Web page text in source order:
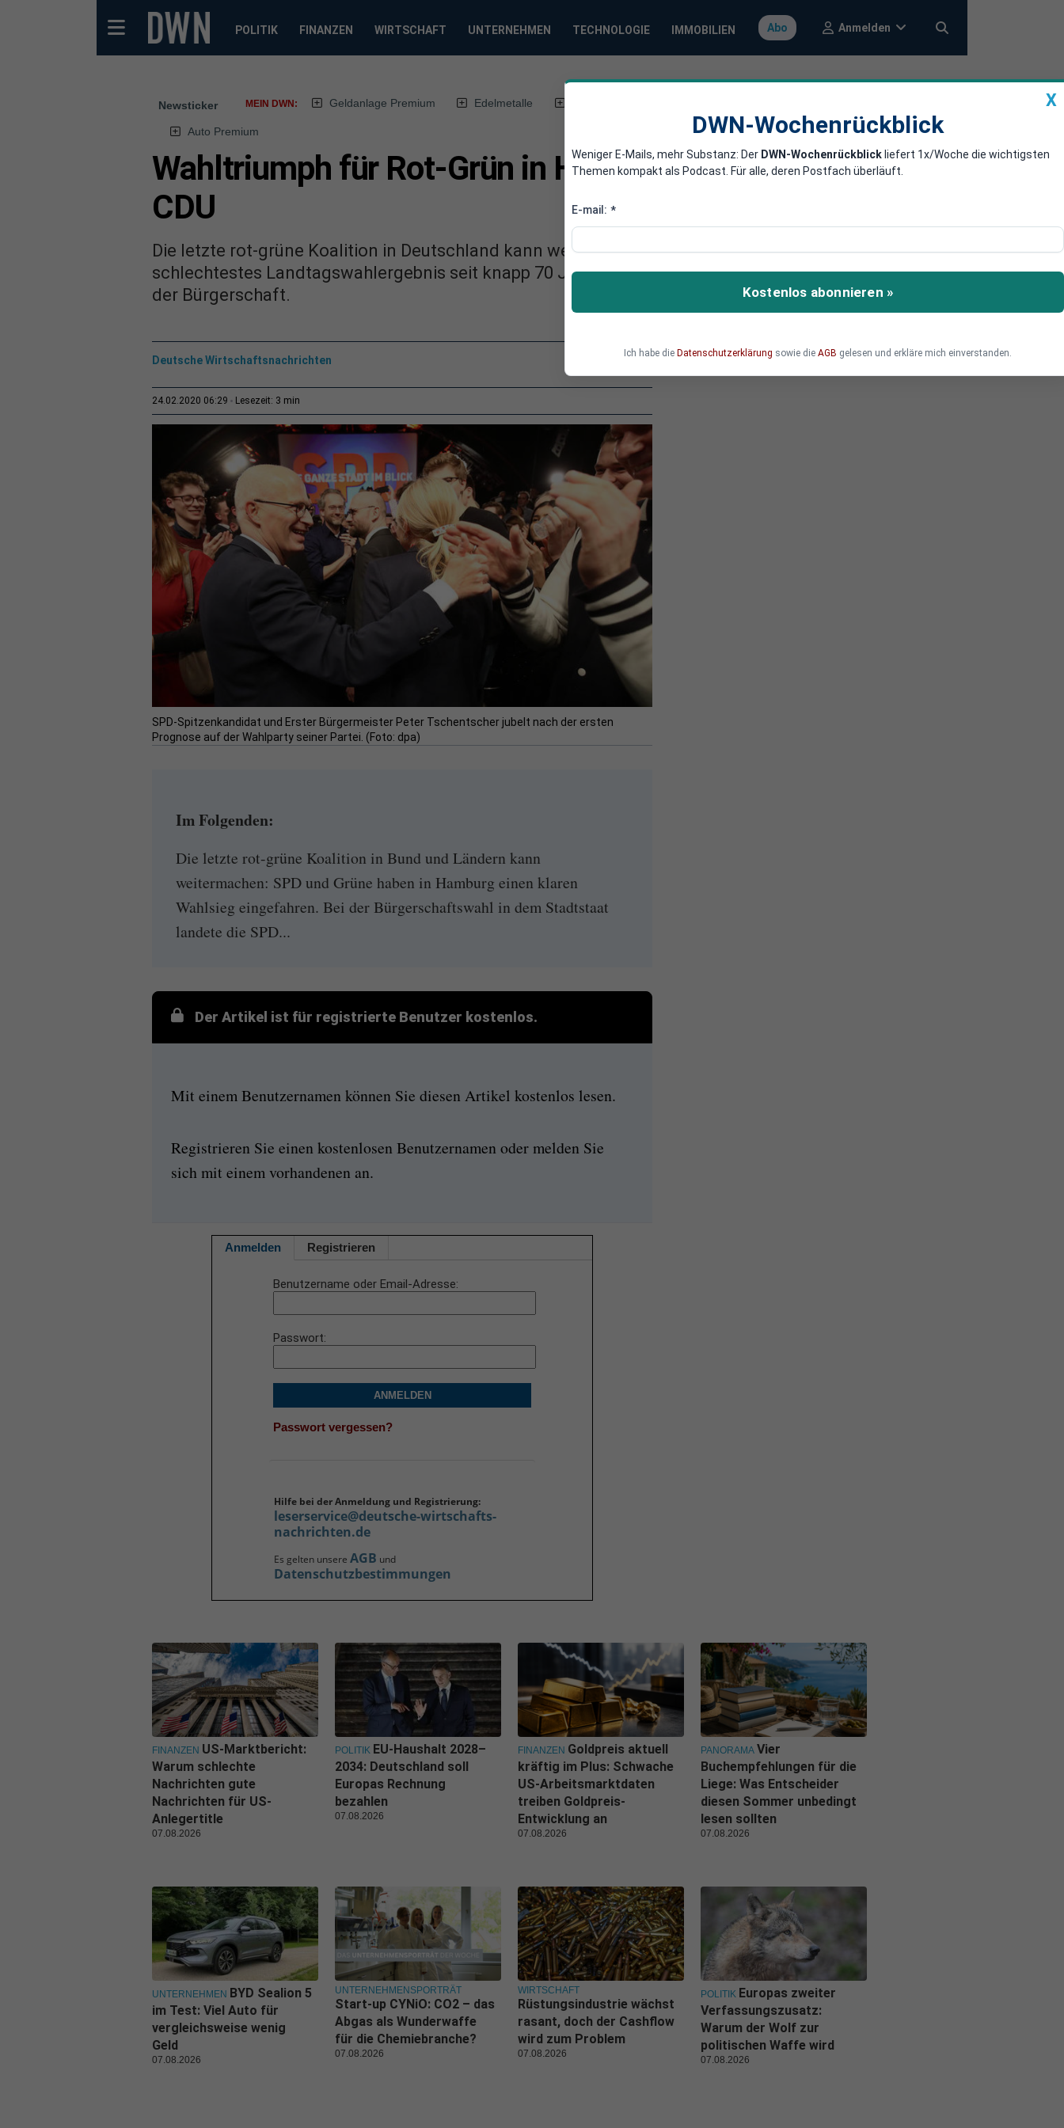
POLITIK FINANZEN WIRTSCHAFT UNTERNEHMEN TECHNOLOGIE IMMOBILIEN Abo Anmelden
Newsticker MEIN DWN: Geldanlage Premium Edelmetalle
Auto Premium
Wahltriumph für Rot-Grün in Hamburg, Schlappe für
CDU
Die letzte rot-grüne Koalition in Deutschland kann weitermachen. Die CDU erhält ihr
schlechtestes Landtagswahlergebnis seit knapp 70 Jahren. AfD und FDP bleiben wohl knapp in
der Bürgerschaft.
Deutsche Wirtschaftsnachrichten
24.02.2020 06:29 Lesezeit: 3 min
SPD-Spitzenkandidat und Erster Bürgermeister Peter Tschentscher jubelt nach der ersten
Prognose auf der Wahlparty seiner Partei. (Foto: dpa)
Im Folgenden:
Die letzte rot-grüne Koalition in Bund und Ländern kann
weitermachen: SPD und Grüne haben in Hamburg einen klaren
Wahlsieg eingefahren. Bei der Bürgerschaftswahl in dem Stadtstaat
landete die SPD...
Der Artikel ist für registrierte Benutzer kostenlos.
Mit einem Benutzernamen können Sie diesen Artikel kostenlos lesen.
Registrieren Sie einen kostenlosen Benutzernamen oder melden Sie
sich mit einem vorhandenen an.
Anmelden Registrieren
Benutzername oder Email-Adresse
Passwort
ANMELDEN
Passwort vergessen?
Hilfe bei der Anmeldung und Registrierung:
leserservice@deutsche-wirtschafts-
nachrichten.de
Es gelten unsere AGB und
Datenschutzbestimmungen
X
DWN-Wochenrückblick
Weniger E-Mails, mehr Substanz: Der DWN-Wochenrückblick liefert 1x/Woche die wichtigsten
Themen kompakt als Podcast. Für alle, deren Postfach überläuft.
E-mail: *
Kostenlos abonnieren »
Ich habe die Datenschutzerklärung sowie die AGB gelesen und erkläre mich einverstanden.
FINANZEN US-Marktbericht:
Warum schlechte
Nachrichten gute
Nachrichten für US-
Anlegertitle
07.08.2026
POLITIK EU-Haushalt 2028–
2034: Deutschland soll
Europas Rechnung
bezahlen
07.08.2026
FINANZEN Goldpreis aktuell
kräftig im Plus: Schwache
US-Arbeitsmarktdaten
treiben Goldpreis-
Entwicklung an
07.08.2026
PANORAMA Vier
Buchempfehlungen für die
Liege: Was Entscheider
diesen Sommer unbedingt
lesen sollten
07.08.2026
UNTERNEHMEN BYD Sealion 5
im Test: Viel Auto für
vergleichsweise wenig
Geld
07.08.2026
UNTERNEHMENSPORTRÄT
Start-up CYNiO: CO2 – das
Abgas als Wunderwaffe
für die Chemiebranche?
07.08.2026
WIRTSCHAFT
Rüstungsindustrie wächst
rasant, doch der Cashflow
wird zum Problem
07.08.2026
POLITIK Europas zweiter
Verfassungszusatz:
Warum der Wolf zur
politischen Waffe wird
07.08.2026